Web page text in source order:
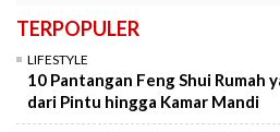
TERPOPULER
LIFESTYLE
10 Pantangan Feng Shui Rumah
dari Pintu hingga Kamar Mandi